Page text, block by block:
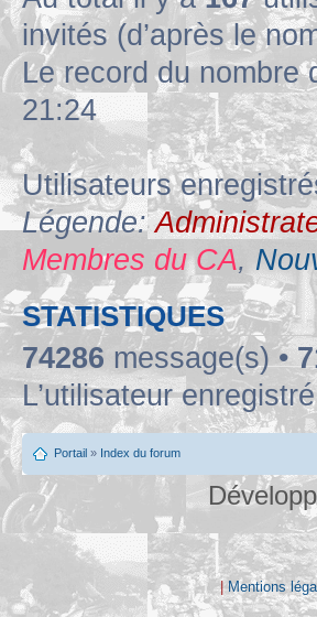
invités (d’après le
Le record du nombre
21:24
Utilisateurs
Légende:
Membres du CA,
STATISTIQUES
74286 message(s) •
L’utilisateur
Portail » Index du forum
|Mentions